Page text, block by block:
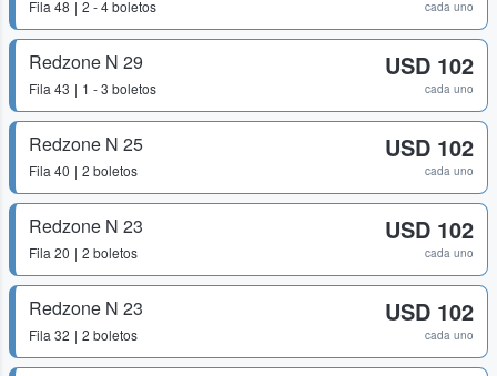
Fila 48 2 - 4 boletos cada uno
Redzone N 29
Fila 43 1 - 3 boletos
USD 102
cada uno
Redzone N 25
Fila 40 2 boletos
USD 102
cada uno
Redzone N 23
Fila 20 2 boletos
USD 102
cada uno
Redzone N 23
Fila 32 2 boletos
USD 102
cada uno